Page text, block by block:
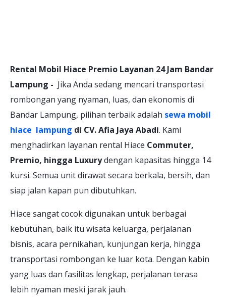
Rental Mobil Hiace Premio Layanan 24 Jam Bandar
Lampung - Jika Anda sedang mencari transportasi
rombongan yang nyaman, luas, dan ekonomis di
Bandar Lampung, pilihan terbaik adalah sewa mobil
hiace lampung di CV. Afia Jaya Abadi. Kami
menghadirkan layanan rental Hiace Commuter,
Premio, hingga Luxurydengan kapasitas hingga 14
kursi. Semua unit dirawat secara berkala, bersih, dan
siap jalan kapan pun dibutuhkan.
Hiace sangat cocok digunakan untuk berbagai
kebutuhan, baik itu wisata keluarga, perjalanan
bisnis, acara pernikahan, kunjungan kerja, hingga
transportasi rombongan ke luar kota. Dengan kabin
yang luas dan fasilitas lengkap, perjalanan terasa
lebih nyaman meski jarak jauh.